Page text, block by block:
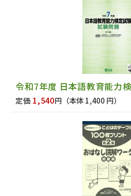
令和7年度 日本語教育能力
定価 1,540円 （本体 1,400 円）